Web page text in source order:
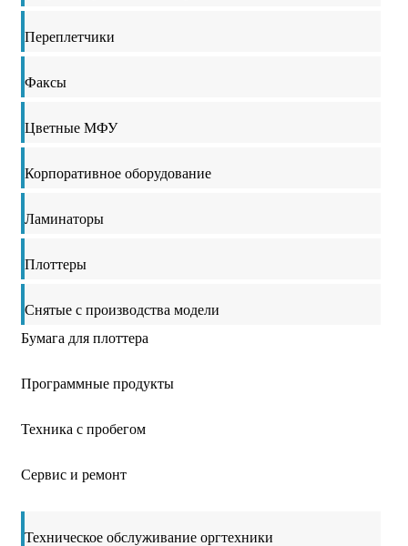
Переплетчики
Факсы
Цветные МФУ
Корпоративное оборудование
Ламинаторы
Плоттеры
Снятые с производства модели
Бумага для плоттера
Программные продукты
Техника с пробегом
Сервис и ремонт
Техническое обслуживание оргтехники